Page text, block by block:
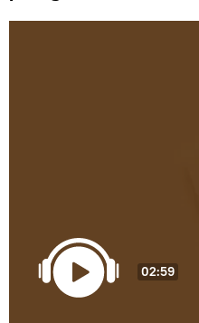
02:59